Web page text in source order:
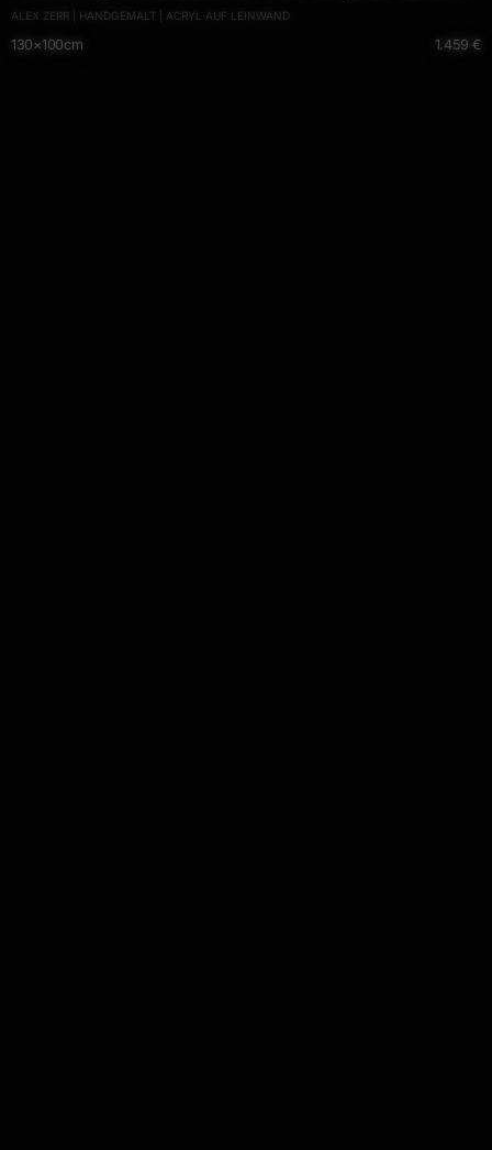
NEON bunt weiß blau
ALEX ZERR | HANDGEMALT | ACRYL AUF LEINWAND
130×100cm 1.459 €